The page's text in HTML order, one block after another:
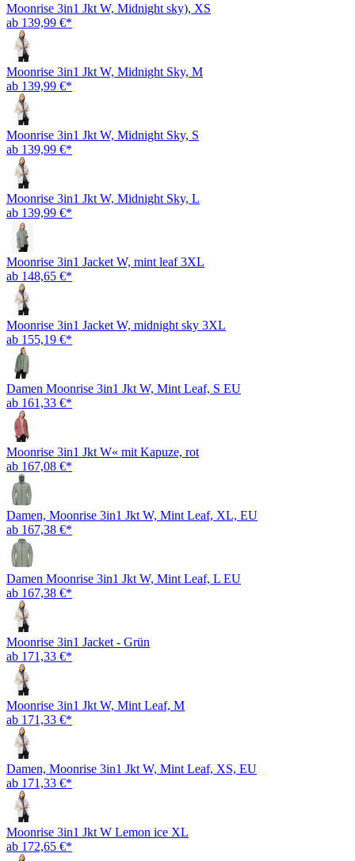
Moonrise 3in1 Jkt W, Midnight sky), XS
ab 139,99 €*
Moonrise 3in1 Jkt W, Midnight Sky, M
ab 139,99 €*
Moonrise 3in1 Jkt W, Midnight Sky, S
ab 139,99 €*
Moonrise 3in1 Jkt W, Midnight Sky, L
ab 139,99 €*
Moonrise 3in1 Jacket W, mint leaf 3XL
ab 148,65 €*
Moonrise 3in1 Jacket W, midnight sky 3XL
ab 155,19 €*
Damen Moonrise 3in1 Jkt W, Mint Leaf, S EU
ab 161,33 €*
Moonrise 3in1 Jkt W« mit Kapuze, rot
ab 167,08 €*
Damen, Moonrise 3in1 Jkt W, Mint Leaf, XL, EU
ab 167,38 €*
Damen Moonrise 3in1 Jkt W, Mint Leaf, L EU
ab 167,38 €*
Moonrise 3in1 Jacket - Grün
ab 171,33 €*
Moonrise 3in1 Jkt W, Mint Leaf, M
ab 171,33 €*
Damen, Moonrise 3in1 Jkt W, Mint Leaf, XS, EU
ab 171,33 €*
Moonrise 3in1 Jkt W Lemon ice XL
ab 172,65 €*